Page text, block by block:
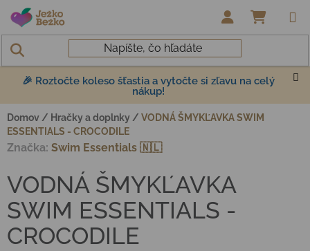
Prejsť na obsah
🎉 Roztočte koleso šťastia a vytočte si zľavu na celý
nákup!
Domov / Hračky a doplnky / VODNÁ ŠMYKĽAVKA SWIM
ESSENTIALS - CROCODILE
VODNÁ ŠMYKĽAVKA
SWIM ESSENTIALS -
CROCODILE
Značka: Swim Essentials 🇳🇱